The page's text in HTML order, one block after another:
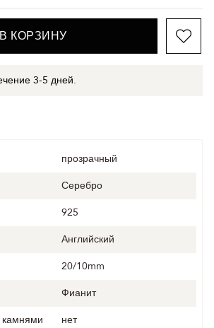
В КОРЗИНУ
3-5 дней.
прозрачный
Серебро
925
Английский
20/10mm
Фианит
нет